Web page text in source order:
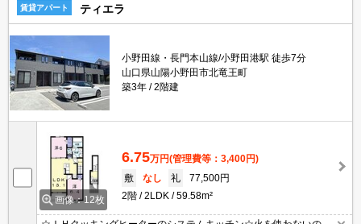
賃貸アパート ティエラ
小野田線・長門本山線/小野田港駅 徒歩7分
山口県山陽小野田市北竜王町
築3年
2階建
画像：12枚
6.75万円(管理費等：3,400円)
敷
なし 礼
77,500円
2階
2LDK 59.58m²